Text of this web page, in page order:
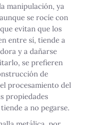
manipulación, ya
se rocíe con
evitan que los
entre sí, tiende a
y a dañarse
se prefieren
de
procesamiento del
propiedades
a no pegarse.